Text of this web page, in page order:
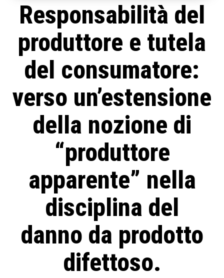
Responsabilità del
produttore e tutela
del consumatore:
verso un’estensione
della nozione di
“produttore
apparente” nella
disciplina del
danno da prodotto
difettoso.